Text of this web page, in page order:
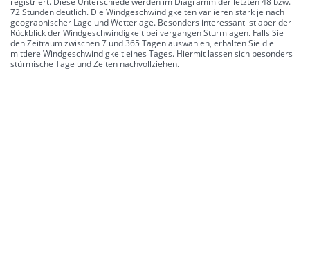
72 Stunden deutlich. Die Windgeschwindigkeiten variieren stark je nach
geographischer Lage und Wetterlage. Besonders interessant ist aber der
Rückblick der Windgeschwindigkeit bei vergangen Sturmlagen. Falls Sie
den Zeitraum zwischen 7 und 365 Tagen auswählen, erhalten Sie die
mittlere Windgeschwindigkeit eines Tages. Hiermit lassen sich besonders
stürmische Tage und Zeiten nachvollziehen.